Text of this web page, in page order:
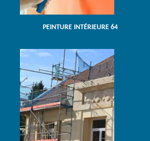
PEINTURE INTÉRIEURE 64